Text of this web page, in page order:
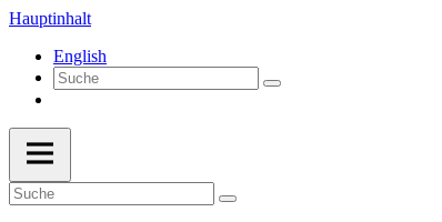
Hauptinhalt
English